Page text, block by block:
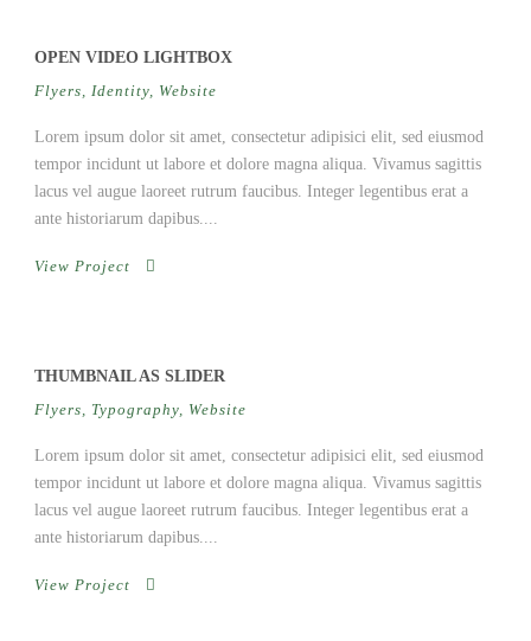
OPEN VIDEO LIGHTBOX
Flyers, Identity, Website
Lorem ipsum dolor sit amet, consectetur adipisici elit, sed eiusmod
tempor incidunt ut labore et dolore magna aliqua. Vivamus sagittis
lacus vel augue laoreet rutrum faucibus. Integer legentibus erat a
ante historiarum dapibus....
View Project
THUMBNAIL AS SLIDER
Flyers, Typography, Website
Lorem ipsum dolor sit amet, consectetur adipisici elit, sed eiusmod
tempor incidunt ut labore et dolore magna aliqua. Vivamus sagittis
lacus vel augue laoreet rutrum faucibus. Integer legentibus erat a
ante historiarum dapibus....
View Project